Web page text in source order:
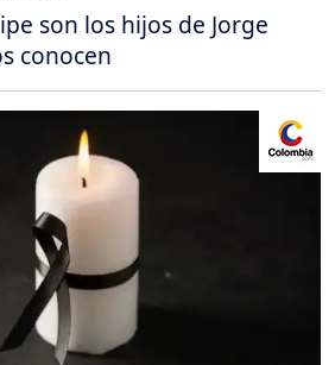
son los hijos de Jorge
conocen